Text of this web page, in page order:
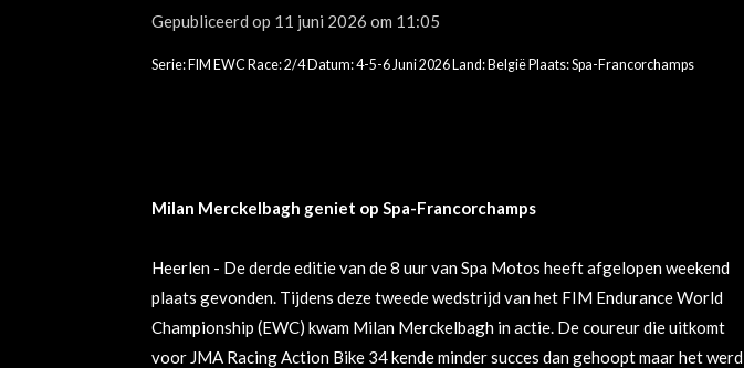
Gepubliceerd op 11 juni 2026 om 11:05
Serie: FIM EWC Race: 2/4 Datum: 4-5-6 Juni 2026 Land: België Plaats: Spa-Francorchamps
Milan Merckelbagh geniet op Spa-Francorchamps
Heerlen - De derde editie van de 8 uur van Spa Motos heeft afgelopen weekend
plaats gevonden. Tijdens deze tweede wedstrijd van het FIM Endurance World
Championship (EWC) kwam Milan Merckelbagh in actie. De coureur die uitkomt
voor JMA Racing Action Bike 34 kende minder succes dan gehoopt maar het werd